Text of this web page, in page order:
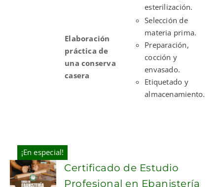
esterilización.
Elaboración
práctica de
una conserva
casera
Selección de
materia prima.
Preparación,
cocción y
envasado.
Etiquetado y
almacenamiento.
¡En especial!
ADD TO
Certificado de Estudio
Profesional en Ebanistería